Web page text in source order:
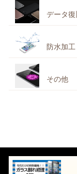
データ
防水加工
その他